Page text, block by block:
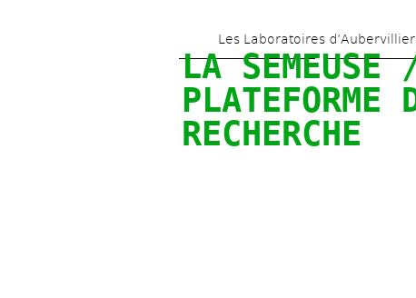
Les Laboratoires
LA SEMEUSE
PLATEFORME
RECHERCHE